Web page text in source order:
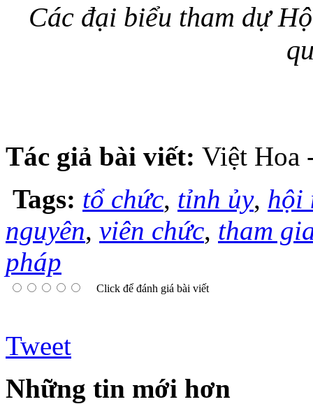
Các đại biểu tham dự
Tác giả bài viết: Việt Hoa
Tags: tổ chức, tỉnh ủy, hội
nguyên, viên chức, tham
pháp
Click để đánh giá bài viết
Tweet
Những tin mới hơn